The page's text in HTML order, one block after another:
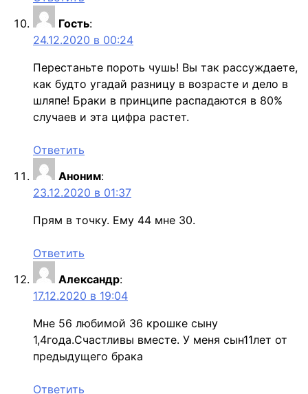
Гость:
24.12.2020 в 00:24
Перестаньте пороть чушь! Вы так рассуждаете,
как будто угадай разницу в возрасте и дело в
шляпе! Браки в принципе распадаются в 80%
случаев и эта цифра растет.
Ответить
Аноним:
23.12.2020 в 01:37
Прям в точку. Ему 44 мне 30.
Ответить
Александр:
17.12.2020 в 19:04
Мне 56 любимой 36 крошке сыну
1,4года.Счастливы вместе. У меня сын11лет от
предыдущего брака
Ответить